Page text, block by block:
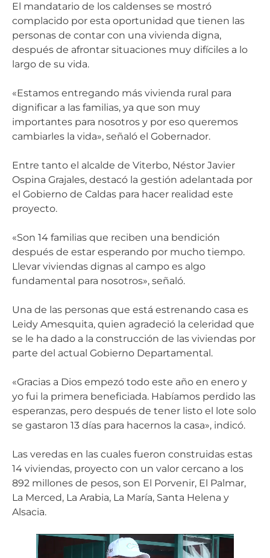
El mandatario de los caldenses se mostró
complacido por esta oportunidad que tienen las
personas de contar con una vivienda digna,
después de afrontar situaciones muy difíciles a lo
largo de su vida.
«Estamos entregando más vivienda rural para
dignificar a las familias, ya que son muy
importantes para nosotros y por eso queremos
cambiarles la vida», señaló el Gobernador.
Entre tanto el alcalde de Viterbo, Néstor Javier
Ospina Grajales, destacó la gestión adelantada por
el Gobierno de Caldas para hacer realidad este
proyecto.
«Son 14 familias que reciben una bendición
después de estar esperando por mucho tiempo.
Llevar viviendas dignas al campo es algo
fundamental para nosotros», señaló.
Una de las personas que está estrenando casa es
Leidy Amesquita, quien agradeció la celeridad que
se le ha dado a la construcción de las viviendas por
parte del actual Gobierno Departamental.
«Gracias a Dios empezó todo este año en enero y
yo fui la primera beneficiada. Habíamos perdido las
esperanzas, pero después de tener listo el lote solo
se gastaron 13 días para hacernos la casa», indicó.
Las veredas en las cuales fueron construidas estas
14 viviendas, proyecto con un valor cercano a los
892 millones de pesos, son El Porvenir, El Palmar,
La Merced, La Arabia, La María, Santa Helena y
Alsacia.